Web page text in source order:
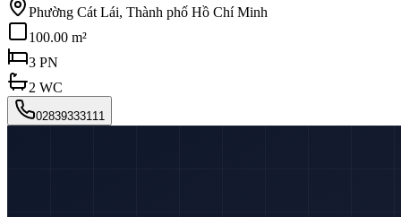
Phường Cát Lái, Thành phố Hồ Chí Minh
100.00 m²
3 PN
2 WC
02839333111